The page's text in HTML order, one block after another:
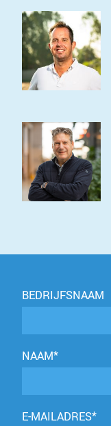
BEDRIJFSNAAM
NAAM*
E-MAILADRES*